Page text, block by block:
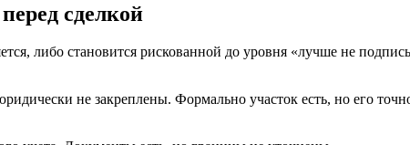
сделкой
либо становится рискованной до уровня «лучше не
не закреплены. Формально участок есть, но его